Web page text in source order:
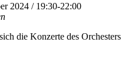
2024 / 19:30-22:00
die Konzerte des Orchesters